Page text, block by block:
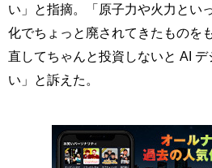
い」と指摘。「原子力や火力とい
化でちょっと廃されてきたものを
直してちゃんと投資しないと AI
い」と訴えた。